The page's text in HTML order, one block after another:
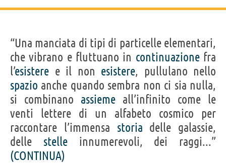
“Una manciata di tipi di particelle elementari,
che vibrano e fluttuano in continuazionefra
l’esistere e il non esistere, pullulano nello
spazio anche quando sembra non ci sia nulla,
si combinano assieme all’infinito come le
venti lettere di un alfabeto cosmico per
raccontare l’immensa storia delle galassie,
delle stelleinnumerevoli, dei raggi...”
(CONTINUA)